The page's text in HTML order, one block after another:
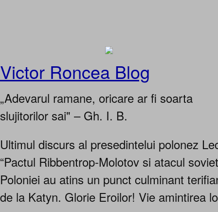
Victor Roncea Blog
„Adevarul ramane, oricare ar fi soarta
slujitorilor sai" – Gh. I. B.
Ultimul discurs al presedintelui polonez
“Pactul Ribbentrop-Molotov si atacul
Poloniei au atins un punct culminant
de la Katyn. Glorie Eroilor! Vie amintirea